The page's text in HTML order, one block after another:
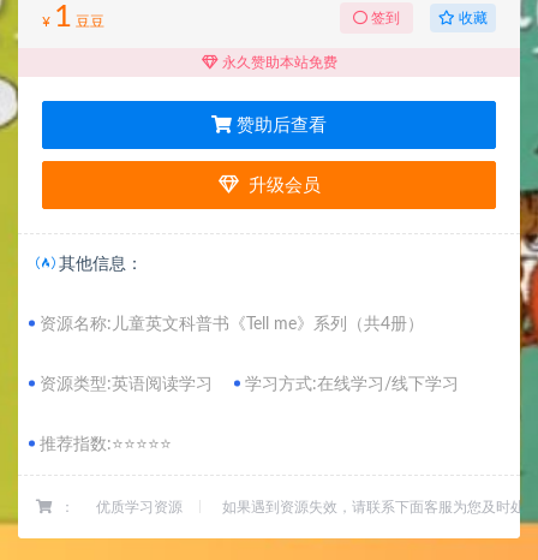
¥ 1 豆豆 签到 收藏
永久赞助本站免费
赞助后查看
升级会员
其他信息：
资源名称:儿童英文科普书《Tell me》系列（共4册）
资源类型:英语阅读学习 学习方式:在线学习/线下学习
推荐指数:⭐⭐⭐⭐⭐
： 优质学习资源 如果遇到资源失效，请联系下面客服为您及时处理